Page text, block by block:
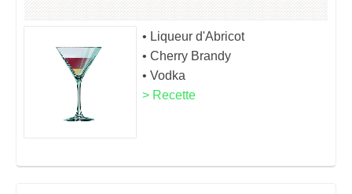
• Liqueur d'Abricot
• Cherry Brandy
• Vodka
> Recette